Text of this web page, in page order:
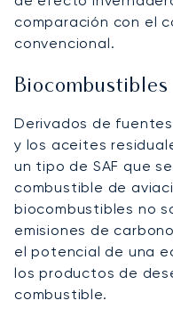
comparación con el
convencional.
Biocombustibles
Derivados de
y los aceites
un tipo de SAF que
combustible de
biocombustibles no
emisiones de
el potencial de una
los productos de
combustible.